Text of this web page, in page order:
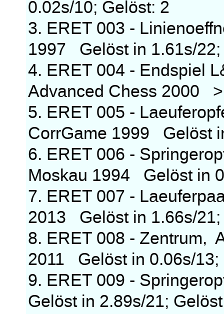
0.02s/10; Gelöst: 2
3. ERET 003 -
1997 Gelöst in 1.61s/22;
4. ERET 004 - Endspiel
Advanced Chess 2000
5. ERET 005 -
CorrGame 1999 Gelöst
6. ERET 006 -
Moskau 1994 Gelöst in
7. ERET 007 -
2013 Gelöst in 1.66s/21;
8. ERET 008 - Zentrum,
2011 Gelöst in 0.06s/13;
9. ERET 009 -
Gelöst in 2.89s/21;